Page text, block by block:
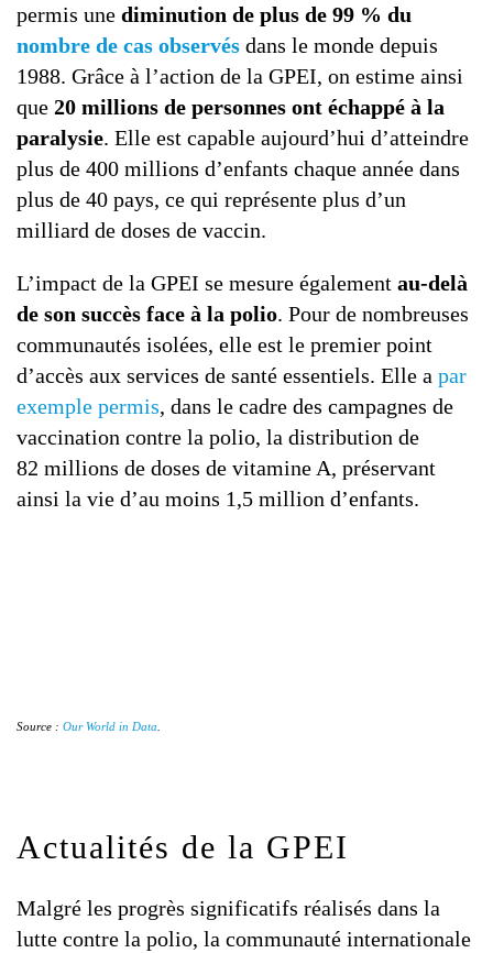
permis une diminution de plus de 99 % du
nombre de cas observés dans le monde depuis
1988. Grâce à l’action de la GPEI, on estime ainsi
que 20 millions de personnes ont échappé à la
paralysie. Elle est capable aujourd’hui d’atteindre
plus de 400 millions d’enfants chaque année dans
plus de 40 pays, ce qui représente plus d’un
milliard de doses de vaccin.
L’impact de la GPEI se mesure également au-delà
de son succès face à la polio. Pour de nombreuses
communautés isolées, elle est le premier point
d’accès aux services de santé essentiels. Elle a par
exemple permis, dans le cadre des campagnes de
vaccination contre la polio, la distribution de
82 millions de doses de vitamine A, préservant
ainsi la vie d’au moins 1,5 million d’enfants.
Source : Our World in Data
Actualités de la GPEI
Malgré les progrès significatifs réalisés dans la
lutte contre la polio, la communauté internationale